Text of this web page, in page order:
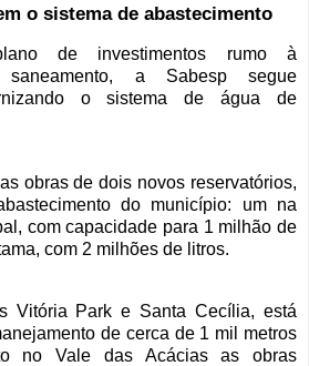
o sistema de abastecimento
de investimentos rumo à
saneamento, a Sabesp segue
o sistema de água de
obras de dois novos reservatórios,
do município: um na
com capacidade para 1 milhão de
com 2 milhões de litros.
Vitória Park e Santa Cecília, está
de cerca de 1 mil metros
no Vale das Acácias as obras